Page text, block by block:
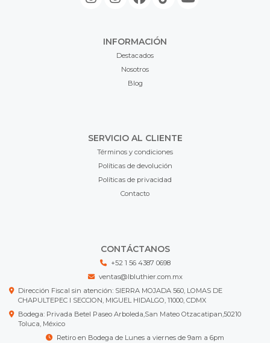
INFORMACIÓN
Destacados
Nosotros
Blog
SERVICIO AL CLIENTE
Términos y condiciones
Políticas de devolución
Políticas de privacidad
Contacto
CONTÁCTANOS
+52 1 56 4387 0698
ventas@lbluthier.com.mx
Dirección Fiscal sin atención: SIERRA MOJADA 560, LOMAS DE
CHAPULTEPEC I SECCION, MIGUEL HIDALGO, 11000, CDMX
Bodega: Privada Betel Paseo Arboleda,San Mateo Otzacatipan,50210
Toluca, México
Retiro en Bodega de Lunes a viernes de 9am a 6pm